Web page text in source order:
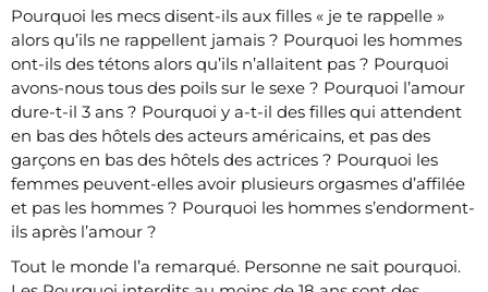
Pourquoi les mecs disent-ils aux filles « je te rappelle »
alors qu’ils ne rappellent jamais ? Pourquoi les hommes
ont-ils des tétons alors qu’ils n’allaitent pas ? Pourquoi
avons-nous tous des poils sur le sexe ? Pourquoi l’amour
dure-t-il 3 ans ? Pourquoi y a-t-il des filles qui attendent
en bas des hôtels des acteurs américains, et pas des
garçons en bas des hôtels des actrices ? Pourquoi les
femmes peuvent-elles avoir plusieurs orgasmes d’affilée
et pas les hommes ? Pourquoi les hommes s’endorment-
ils après l’amour ?
Tout le monde l’a remarqué. Personne ne sait pourquoi.